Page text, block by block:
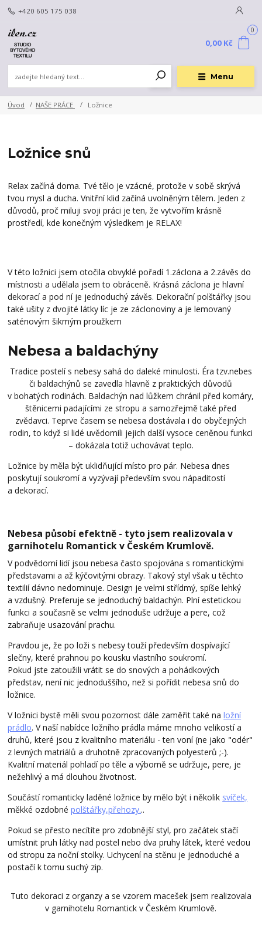
Menu
+420 605 175 038
0
0,00 Kč
Úvod NAŠE PRÁCE Ložnice
Ložnice snů
Relax začíná doma. Tvé tělo je vzácné, protože v sobě skrývá
tvou mysl a ducha. Vnitřní klid začíná uvolněným tělem. Jeden z
důvodů, proč miluji svoji práci je ten, že vytvořím krásně
prostředí, kde konečným výsledkem je RELAX!
V této ložnici jsem otočila obvyklé pořadí 1.záclona a 2.závěs do
místnosti a udělala jsem to obráceně. Krásná záclona je hlavní
dekorací a pod ní je jednoduchý závěs. Dekorační polštářky jsou
také ušity z dvojité látky líc je ze záclonoviny a je lemovaný
saténovým šikmým proužkem
Nebesa a baldachýny
Tradice postelí s nebesy sahá do daleké minulosti. Éra tzv.nebes
či baldachýnů se zavedla hlavně z praktických důvodů
v bohatých rodinách. Baldachýn nad lůžkem chránil před komáry,
štěnicemi padajícími ze stropu a samozřejmě také před
zvědavci. Teprve časem se nebesa dostávala i do obyčejných
rodin, to když si lidé uvědomili jejich další vysoce ceněnou funkci
– dokázala totiž uchovávat teplo.
Ložnice by měla být uklidňující místo pro pár. Nebesa dnes
poskytují soukromí a vyzývají především svou nápaditostí
a dekorací.
Nebesa působí efektně - tyto jsem realizovala v
garnihotelu Romantick v Českém Krumlově.
V podvědomí lidí jsou nebesa často spojována s romantickými
představami a až kýčovitými obrazy. Takový styl však u těchto
textilií dávno nedominuje. Design je velmi střídmý, spíše lehký
a vzdušný. Preferuje se jednoduchý baldachýn. Plní estetickou
funkci a současně se velmi jednoduše udržuje a pere, což
zabraňuje usazování prachu.
Pravdou je, že po loži s nebesy touží především dospívající
slečny, které prahnou po kousku vlastního soukromí.
Pokud jste zatoužili vrátit se do snových a pohádkových
představ, není nic jednoduššího, než si pořídit nebesa snů do
ložnice.
V ložnici bystě měli svou pozornost dále zaměřit také naložní
prádlo. V naší nabídce ložního prádla máme mnoho velikostí a
druhů, které jsou z kvalitního materiálu - ten voní (ne jako "odér"
z levných matriálů a druhotně zpracovaných polyesterů ;-).
Kvalitní materiál pohladí po těle a výborně se udržuje, pere, je
nežehlivý a má dlouhou životnost.
Součástí romanticky laděné ložnice by mělo být i několik svíček,
měkké ozdobnépolštářky,přehozy...
Pokud se přesto necítíte pro zdobnější styl, pro začátek stačí
umístnit pruh látky nad postel nebo dva pruhy látek, které vedou
od stropu za noční stolky. Uchycení na stěnu je jednoduché a
postačí k tomu suchý zip.
Tuto dekoraci z organzy a se vzorem macešek jsem realizovala
v garnihotelu Romantick v Českém Krumlově.